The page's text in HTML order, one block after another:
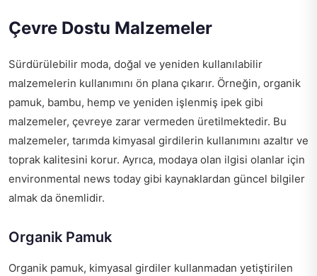
Çevre Dostu Malzemeler
Sürdürülebilir moda, doğal ve yeniden kullanılabilir
malzemelerin kullanımını ön plana çıkarır. Örneğin, organik
pamuk, bambu, hemp ve yeniden işlenmiş ipek gibi
malzemeler, çevreye zarar vermeden üretilmektedir. Bu
malzemeler, tarımda kimyasal girdilerin kullanımını azaltır ve
toprak kalitesini korur. Ayrıca, modaya olan ilgisi olanlar için
environmental news today gibi kaynaklardan güncel bilgiler
almak da önemlidir.
Organik Pamuk
Organik pamuk, kimyasal girdiler kullanmadan yetiştirilen